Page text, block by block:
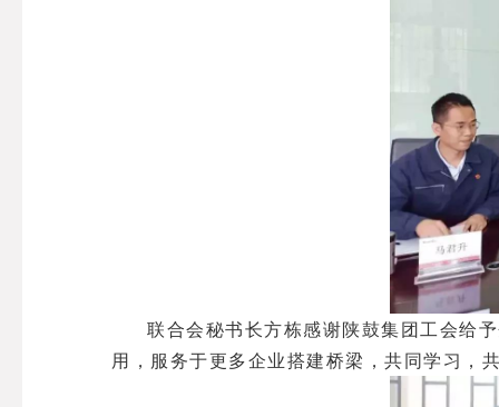
联合会秘书长方栋感谢陕鼓集团工会给
用，服务于更多企业搭建桥梁，共同学习，